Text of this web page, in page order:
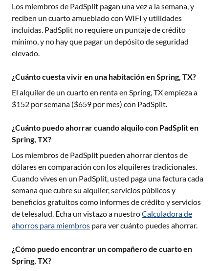
Los miembros de PadSplit pagan una vez a la semana, y
reciben un cuarto amueblado con WIFI y utilidades
incluidas. PadSplit no requiere un puntaje de crédito
mínimo, y no hay que pagar un depósito de seguridad
elevado.
¿Cuánto cuesta vivir en una habitación en Spring, TX?
El alquiler de un cuarto en renta en Spring, TXempieza a
$152 por semana ($659 por mes) con PadSplit.
¿Cuánto puedo ahorrar cuando alquilo con PadSplit en
Spring, TX?
Los miembros de PadSplit pueden ahorrar cientos de
dólares en comparación con los alquileres tradicionales.
Cuando vives en un PadSplit, usted paga una factura cada
semana que cubre su alquiler, servicios públicos y
beneficios gratuitos como informes de crédito y servicios
de telesalud. Echa un vistazo a nuestroCalculadora de
ahorros para miembros para ver cuánto puedes ahorrar.
¿Cómo puedo encontrar un compañero de cuarto en
Spring, TX?